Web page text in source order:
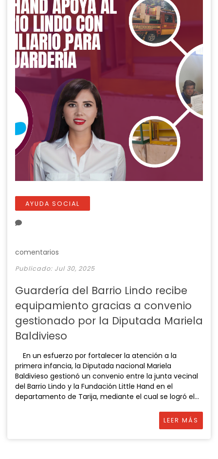
AYUDA SOCIAL
comentarios
Publicado: Jul 30, 2025
Guardería del Barrio Lindo recibe
equipamiento gracias a convenio
gestionado por la Diputada Mariela
Baldivieso
En un esfuerzo por fortalecer la atención a la
primera infancia, la Diputada nacional Mariela
Baldivieso gestionó un convenio entre la junta vecinal
del Barrio Lindo y la Fundación Little Hand en el
departamento de Tarija, mediante el cual se logró el...
LEER MÁS